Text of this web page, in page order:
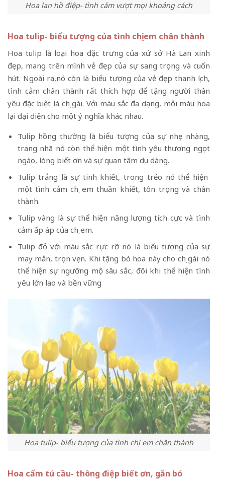
Hoa lan hồ điệp- tình cảm vượt mọi khoảng cách
Hoa tulip- biểu tượng của tình chị em chân thành
Hoa tulip là loại hoa đặc trưng của xứ sở Hà Lan xinh
đẹp, mang trên mình vẻ đẹp của sự sang trọng và cuốn
hút. Ngoài ra,nó còn là biểu tượng của vẻ đẹp thanh lịch,
tình cảm chân thành rất thích hợp để tặng người thân
yêu đặc biệt là chị gái. Với màu sắc đa dạng, mỗi màu hoa
lại đại diện cho một ý nghĩa khác nhau.
Tulip hồng thường là biểu tượng của sự nhẹ nhàng,
trang nhã nó còn thể hiện một tình yêu thương ngọt
ngào, lòng biết ơn và sự quan tâm dịu dàng.
Tulip trắng là sự tinh khiết, trong trẻo nó thể hiện
một tình cảm chị em thuần khiết, tôn trọng và chân
thành.
Tulip vàng là sự thể hiện năng lượng tích cực và tình
cảm ấp áp của chị em.
Tulip đỏ với màu sắc rực rỡ nó là biểu tượng của sự
may mắn, trọn vẹn. Khi tặng bó hoa này cho chị gái nó
thể hiện sự ngưỡng mộ sâu sắc, đôi khi thể hiện tình
yêu lớn lao và bền vững
Hoa tulip- biểu tượng của tình chị em chân thành
Hoa cẩm tú cầu- thông điệp biết ơn, gắn bó